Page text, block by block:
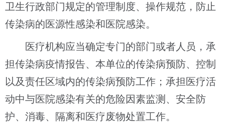
卫生行政部门规定的管理制度、操作规范，防止
传染病的医源性感染和医院感染。
医疗机构应当确定专门的部门或者人员，承
担传染病疫情报告、本单位的传染病预防、控制
以及责任区域内的传染病预防工作；承担医疗活
动中与医院感染有关的危险因素监测、安全防
护、消毒、隔离和医疗废物处置工作。